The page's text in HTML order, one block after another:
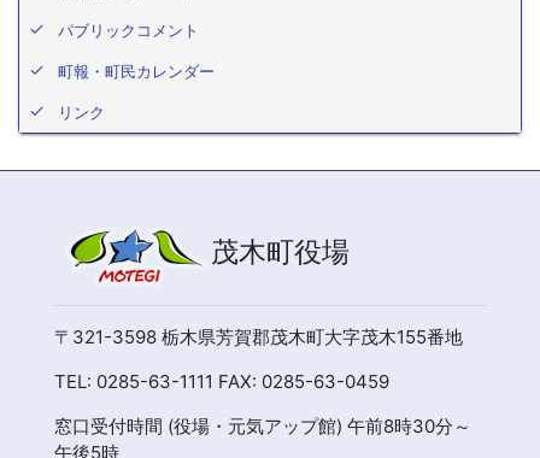
パブリックコメント
町報・町民カレンダー
リンク
茂木町役場
〒321-3598 栃木県芳賀郡茂木町大字茂木155番地
TEL: 0285-63-1111 FAX: 0285-63-0459
窓口受付時間 (役場・元気アップ館) 午前8時30分～
午後5時